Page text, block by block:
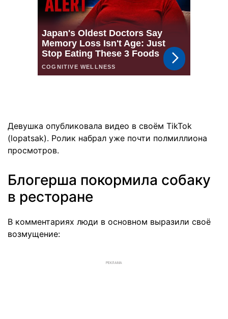
Девушка опубликовала видео в своём TikTok
(lopatsak). Ролик набрал уже почти полмиллиона
просмотров.
Блогерша покормила собаку
в ресторане
В комментариях люди в основном выразили своё
возмущение:
РЕКЛАМА